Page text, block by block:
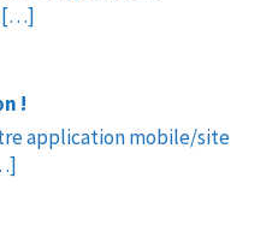
[…]
!
application mobile/site